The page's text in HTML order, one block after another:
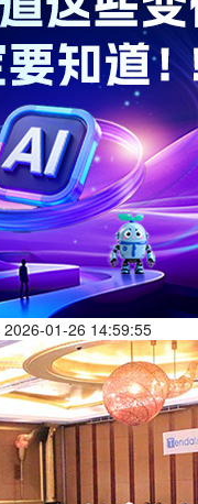
2026-01-26 14:59:55